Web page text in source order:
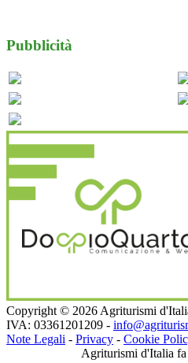
Pubblicità
Copyright © 2026 Agriturismi
IVA: 03361201209 -
Note Legali - Privacy - Cookie
Agriturismi d'Italia